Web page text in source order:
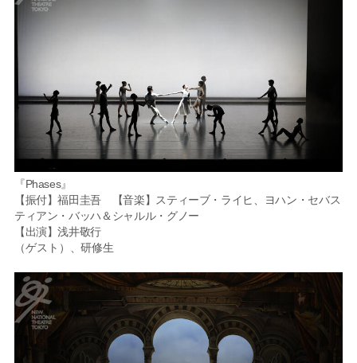
『Phases』
【振付】福田圭吾 【音楽】スティーブ・ライヒ、ヨハン・セバス
ティアン・バッハ＆シャルル・グノー
【出演】浅井敬行
（ゲスト）、研修生